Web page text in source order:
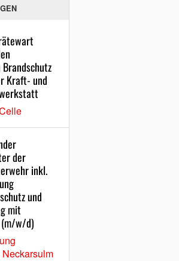
Kraft- und
der
inkl.
und
mit
(m/w/d)